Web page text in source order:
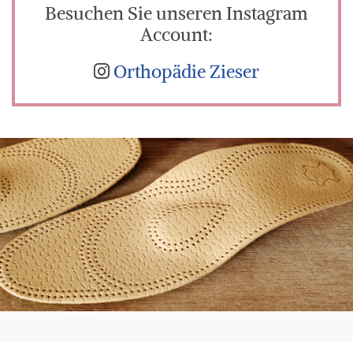
Besuchen Sie unseren Instagram
Account:
 Orthopädie Zieser